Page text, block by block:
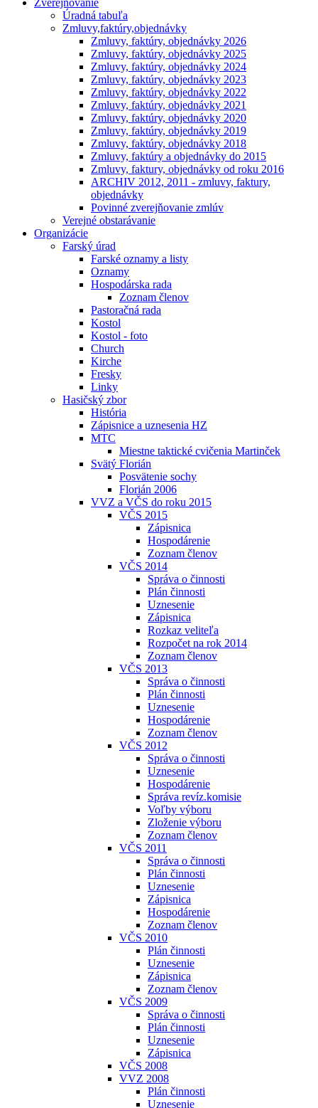
Zverejňovanie
Úradná tabuľa
Zmluvy,faktúry,objednávky
Zmluvy, faktúry, objednávky 2026
Zmluvy, faktúry, objednávky 2025
Zmluvy, faktúry, objednávky 2024
Zmluvy, faktúry, objednávky 2023
Zmluvy, faktúry, objednávky 2022
Zmluvy, faktúry, objednávky 2021
Zmluvy, faktúry, objednávky 2020
Zmluvy, faktúry, objednávky 2019
Zmluvy, faktúry, objednávky 2018
Zmluvy, faktúry a objednávky do 2015
Zmluvy, faktury, objednávky od roku 2016
ARCHIV 2012, 2011 - zmluvy, faktury,
objednávky
Povinné zverejňovanie zmlúv
Verejné obstarávanie
Organizácie
Farský úrad
Farské oznamy a listy
Oznamy
Hospodárska rada
Zoznam členov
Pastoračná rada
Kostol
Kostol - foto
Church
Kirche
Fresky
Linky
Hasičský zbor
História
Zápisnice a uznesenia HZ
MTC
Miestne taktické cvičenia Martinček
Svätý Florián
Posvätenie sochy
Florián 2006
VVZ a VČS do roku 2015
VČS 2015
Zápisnica
Hospodárenie
Zoznam členov
VČS 2014
Správa o činnosti
Plán činnosti
Uznesenie
Zápisnica
Rozkaz veliteľa
Rozpočet na rok 2014
Zoznam členov
VČS 2013
Správa o činnosti
Plán činnosti
Uznesenie
Hospodárenie
Zoznam členov
VČS 2012
Správa o činnosti
Uznesenie
Hospodárenie
Správa revíz.komisie
Voľby výboru
Zloženie výboru
Zoznam členov
VČS 2011
Správa o činnosti
Plán činnosti
Uznesenie
Zápisnica
Hospodárenie
Zoznam členov
VČS 2010
Plán činnosti
Uznesenie
Zápisnica
Zoznam členov
VČS 2009
Správa o činnosti
Plán činnosti
Uznesenie
Zápisnica
VČS 2008
VVZ 2008
Plán činnosti
Uznesenie